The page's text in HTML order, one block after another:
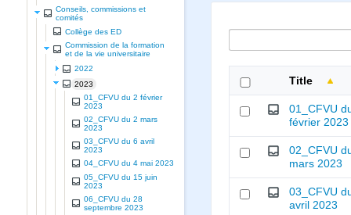
Conseils, commissions et
comités
Collège des ED
Commission de la formation
et de la vie universitaire
2022
2023
01_CFVU du 2 février
2023
02_CFVU du 2 mars
2023
03_CFVU du 6 avril
2023
04_CFVU du 4 mai 2023
05_CFVU du 15 juin
2023
06_CFVU du 28
septembre 2023
Title
01_CFVU
février 2023
02_CFVU
mars 2023
03_CFVU
avril 2023